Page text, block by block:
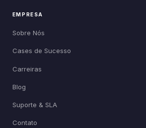
EMPRESA
Sobre Nós
Cases de Sucesso
Carreiras
Blog
Suporte & SLA
Contato